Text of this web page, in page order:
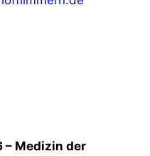
Medizin der